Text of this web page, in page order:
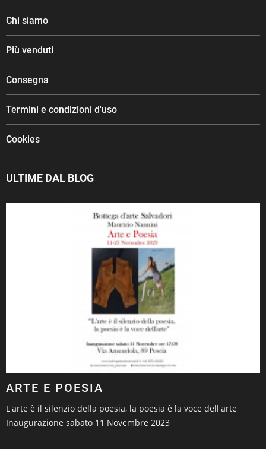
Chi siamo
Più venduti
Consegna
Termini e condizioni d'uso
Cookies
ULTIME DAL BLOG
ARTE E POESIA
L'arte è il silenzio della poesia, la poesia è la voce dell'arte
Inaugurazione sabato 11 Novembre 2023